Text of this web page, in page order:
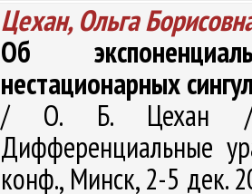
Цехан, Ольга
Об
нестационарных
/ О. Б. Цехан //
Дифференциальные
конф., Минск, 2-5 дек.